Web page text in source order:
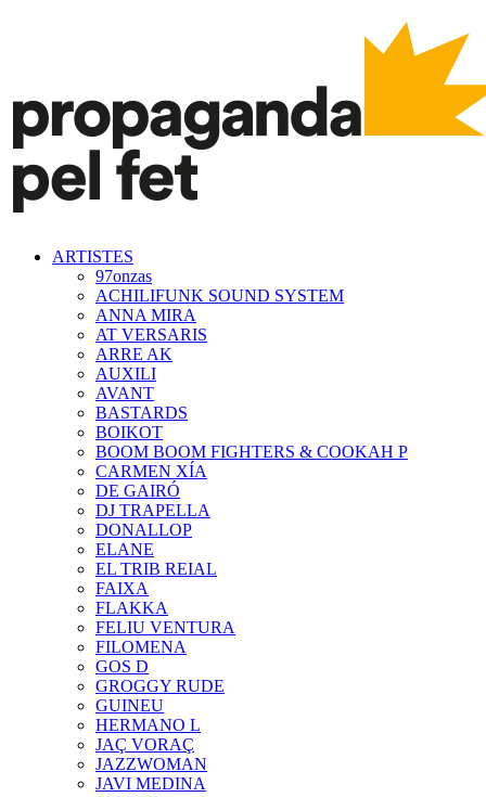
ARTISTES
97onzas
ACHILIFUNK SOUND SYSTEM
ANNA MIRA
AT VERSARIS
ARRE AK
AUXILI
AVANT
BASTARDS
BOIKOT
BOOM BOOM FIGHTERS & COOKAH P
CARMEN XÍA
DE GAIRÓ
DJ TRAPELLA
DONALLOP
ELANE
EL TRIB REIAL
FAIXA
FLAKKA
FELIU VENTURA
FILOMENA
GOS D
GROGGY RUDE
GUINEU
HERMANO L
JAÇ VORAÇ
JAZZWOMAN
JAVI MEDINA